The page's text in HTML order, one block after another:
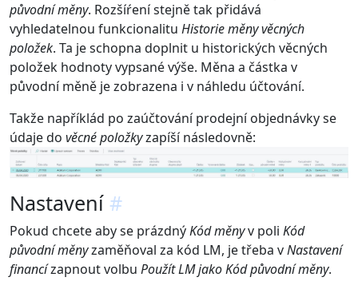
původní měny. Rozšíŕení stejně tak přidává
vyhledatelnou funkcionalitu Historie měny věcných
položek. Ta je schopna doplnit u historických věcných
položek hodnoty vypsané výše. Měna a částka v
původní měně je zobrazena i v náhledu účtování.
Takže napříklád po zaúčtování prodejní objednávky se
údaje do věcné položkyzapíší následovně:
Nastavení #
Pokud chcete aby se prázdnýKód měnyv poli Kód
původní měnyzaměňoval za kód LM, je třeba vNastavení
financízapnout volbu Použít LM jako Kód původní měny.